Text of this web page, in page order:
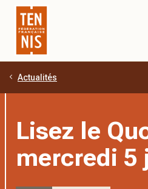
Aller au contenu principal
Actualités
Lisez le
mercredi 5